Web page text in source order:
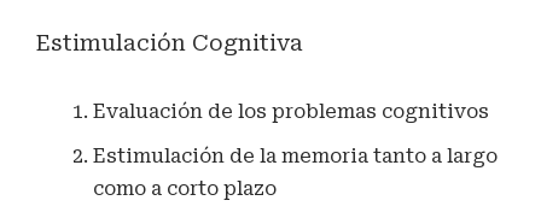
Estimulación Cognitiva
Evaluación de los problemas cognitivos
Estimulación de la memoria tanto a largo
como a corto plazo